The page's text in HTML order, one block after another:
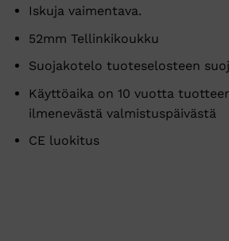
Iskuja vaimentava.
52mm Tellinkikoukku
Suojakotelo tuoteselosteen
Käyttöaika on 10 vuotta
ilmenevästä valmistuspäivästä
CE luokitus